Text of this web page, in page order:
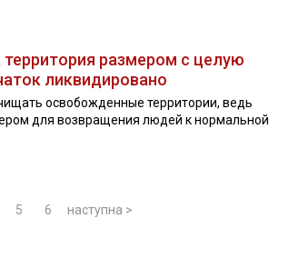
размером с целую
ликвидировано
освобожденные территории, ведь
для возвращения людей к нормальной
5 6 наступна >